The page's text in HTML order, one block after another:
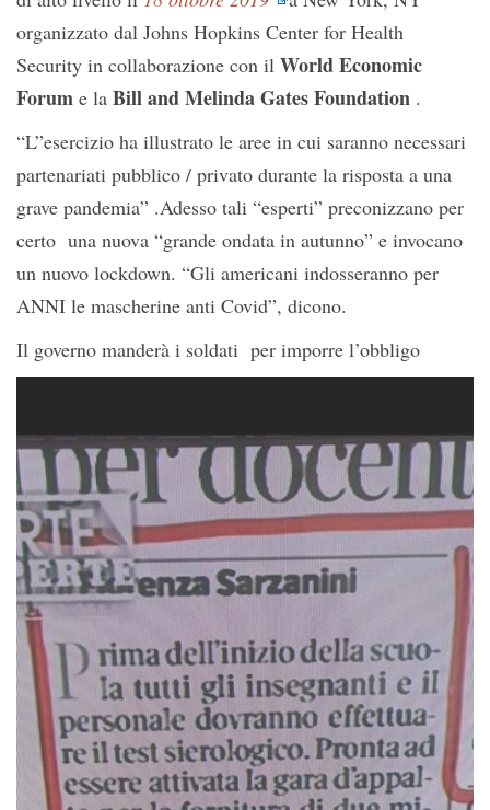
organizzato dal Johns Hopkins Center for Health
Security in collaborazione con il World Economic
Forum e la Bill and Melinda Gates Foundation .
“L”esercizio ha illustrato le aree in cui saranno necessari
partenariati pubblico / privato durante la risposta a una
grave pandemia” .Adesso tali “esperti” preconizzano per
certo una nuova “grande ondata in autunno” e invocano
un nuovo lockdown. “Gli americani indosseranno per
ANNI le mascherine anti Covid”, dicono.
Il governo manderà i soldati per imporre l’obbligo